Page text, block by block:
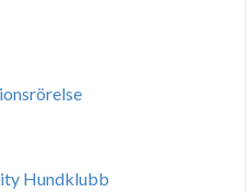
Hundklubb